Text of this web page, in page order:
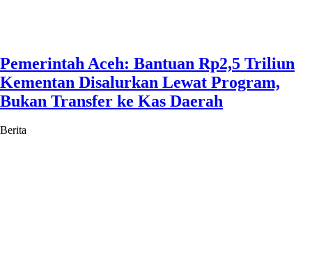
Pemerintah Aceh: Bantuan Rp2,5 Triliun
Kementan Disalurkan Lewat Program,
Bukan Transfer ke Kas Daerah
Berita